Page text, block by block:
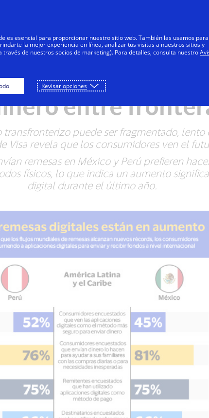
Personas Negocios Innovadores
nueva era del
entre
puede ser fragmentado, lento
Visa revela que los consumidores ven el
remesas en México y Perú prefieren
físicos, lo que indica un aumento
digital durante el último año.
es esencial para proporcionar nuestro sitio web. También las usamos para
la mejor experiencia en línea, analizar tus visitas a nuestros sitios y
de nuestros socios de marketing). Para detalles, consulta nuestro
Revisar opciones